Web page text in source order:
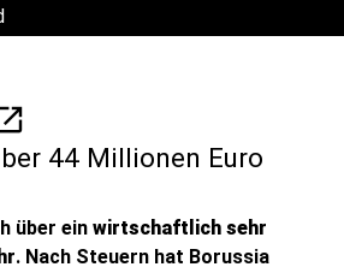
44 Millionen Euro
über ein wirtschaftlich sehr
. Nach Steuern hat Borussia